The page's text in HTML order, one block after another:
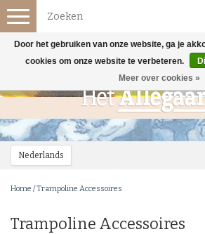
Nederlands
Toggle
navigation
Home /Trampoline Accessoires
Trampoline Accessoires
Door het gebruiken van onze website, ga je
cookies om onze website te verbeteren.
Meer over cookies »